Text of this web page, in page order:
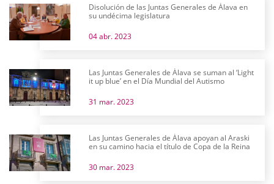
Disolución de las Juntas Generales de Álava en
su undécima legislatura
04 abr. 2023
Las Juntas Generales de Álava se suman al ‘Light
it up blue’ en el Día Mundial del Autismo
31 mar. 2023
Las Juntas Generales de Álava apoyan al Araski
en su camino hacia el título de Copa de la Reina
30 mar. 2023